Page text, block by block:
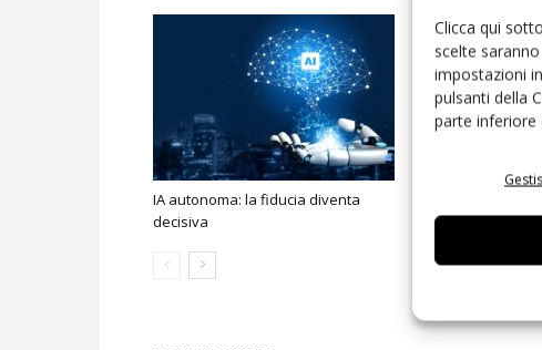
Clicca qui
scelte
impostazioni
pulsanti della
parte inferiore
IA autonoma: la fiducia diventa
decisiva
sicurezza e